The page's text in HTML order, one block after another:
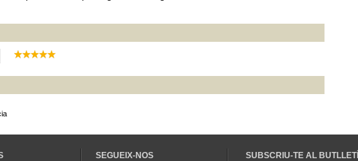
SEGUEIX-NOS SUBSCRIU-TE AL BUTLLETÍ